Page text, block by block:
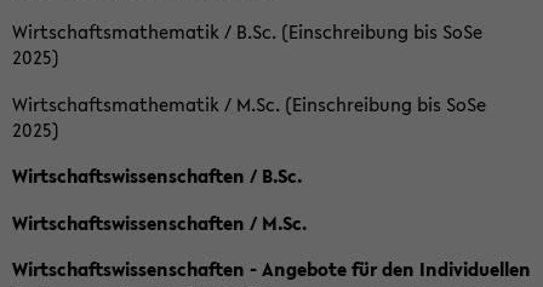
Wirtschaftsmathematik / B.Sc. (Einschreibung bis SoSe
2025)
Wirtschaftsmathematik / M.Sc. (Einschreibung bis SoSe
2025)
Wirtschaftswissenschaften / B.Sc.
Wirtschaftswissenschaften / M.Sc.
Wirtschaftswissenschaften - Angebote für den Individuellen